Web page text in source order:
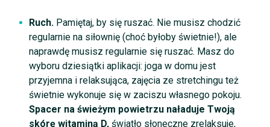
Ruch. Pamiętaj, by się ruszać. Nie musisz chodzić
regularnie na siłownię (choć byłoby świetnie!), ale
naprawdę musisz regularnie się ruszać. Masz do
wyboru dziesiątki aplikacji: joga w domu jest
przyjemna i relaksująca, zajęcia ze stretchingu też
świetnie wykonuje się w zaciszu własnego pokoju.
Spacer na świeżym powietrzu naładuje Twoją
skórę witaminą D, światło słoneczne zrelaksuje,